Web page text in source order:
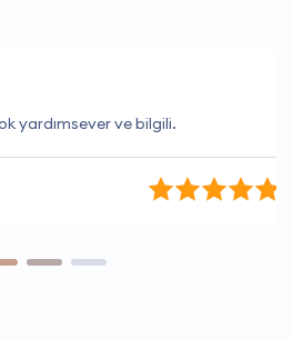
ve bilgili.